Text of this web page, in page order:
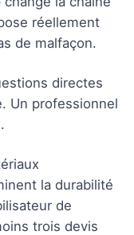
réellement
de malfaçon.
directes
Un professionnel
la durabilité
de
trois devis